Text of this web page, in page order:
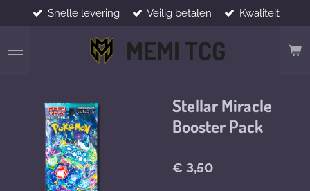
direct
naar
MEMI TCG
Snelle levering Veilig betalen Kwaliteit
Stellar Miracle
Booster Pack
€ 3,50